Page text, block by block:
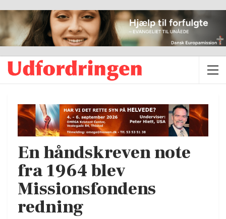
En håndskreven note
fra 1964 blev
Missionsfondens
redning